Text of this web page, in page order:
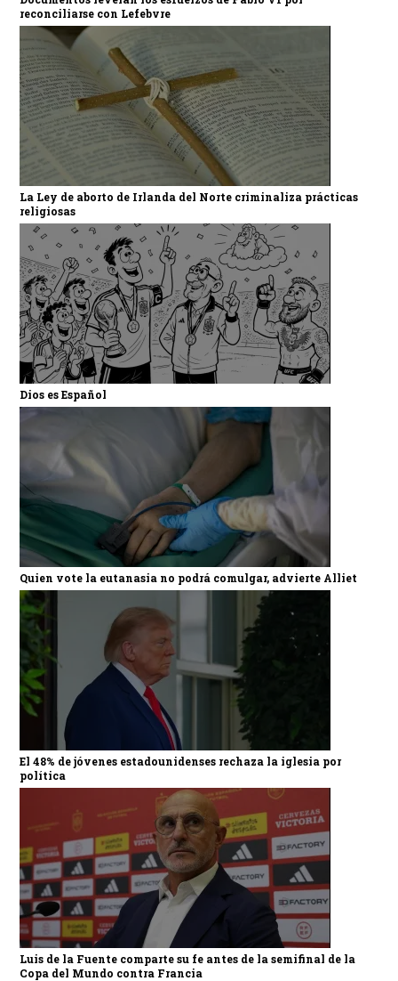
reconciliarse con Lefebvre
La Ley de aborto de Irlanda del Norte criminaliza prácticas
religiosas
Dios es Español
Quien vote la eutanasia no podrá comulgar, advierte Alliet
El 48% de jóvenes estadounidenses rechaza la iglesia por
política
Luis de la Fuente comparte su fe antes de la semifinal de la
Copa del Mundo contra Francia